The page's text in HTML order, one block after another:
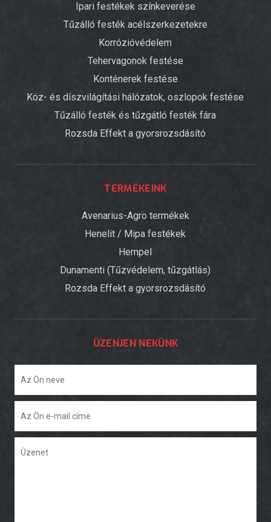
Ipari festékek színkeverése
Tűzálló festék acélszerkezetekre
Korrózióvédelem
Tehervagonok festése
Konténerek festése
Köz- és díszvilágítási hálózatok, oszlopok festése
Tűzálló festék és tűzgátló festék fára
Rozsda Effekt a gyorsrozsdásító
TERMÉKEINK
Avenarius-Agro termékek
Henelit / Mipa festékek
Hempel
Dunamenti (Tűzvédelem, tűzgátlás)
Rozsda Effekt a gyorsrozsdásító
ÜZENJEN NEKÜNK